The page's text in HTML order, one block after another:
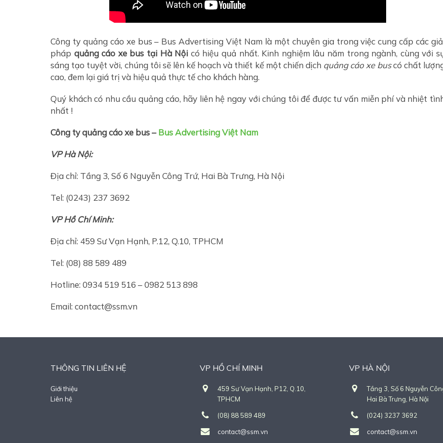
Công ty quảng cáo xe bus – Bus Advertising Việt Nam là một chuyên gia trong việc cung cấp các
pháp quảng cáo xe bus tại Hà Nội có hiệu quả nhất. Kinh nghiệm lâu năm trong ngành, cùng với
sáng tạo tuyệt vời, chúng tôi sẽ lên kế hoạch và thiết kế một chiến dịch quảng cáo xe buscó chất
cao, đem lại giá trị và hiệu quả thực tế cho khách hàng.
Quý khách có nhu cầu quảng cáo, hãy liên hệ ngay với chúng tôi để được tư vấn miễn phí và nhiệt
nhất !
Công ty quảng cáo xe bus –Bus Advertising Việt Nam
VP Hà Nội:
Địa chỉ: Tầng 3, Số 6 Nguyễn Công Trứ, Hai Bà Trưng, Hà Nội
Tel: (0243) 237 3692
VP Hồ Chí Minh:
Địa chỉ: 459 Sư Vạn Hạnh, P.12, Q.10, TPHCM
Tel: (08) 88 589 489
Hotline: 0934 519 516 – 0982 513 898
Email: contact@ssm.vn
THÔNG TIN LIÊN HỆ
Giới thiệu
Liên hệ
VP HỒ CHÍ MINH
459 Sư Vạn Hạnh, P12, Q.10,
TPHCM
(08) 88 589 489
contact@ssm.vn
VP HÀ NỘI
Tầng 3, Số 6 Nguyễn
Hai Bà Trưng, Hà Nội
(024) 3237 3692
contact@ssm.vn